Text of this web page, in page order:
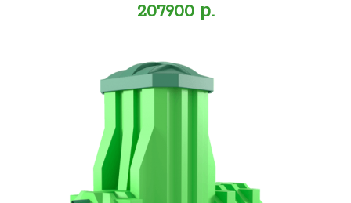
207900 р.